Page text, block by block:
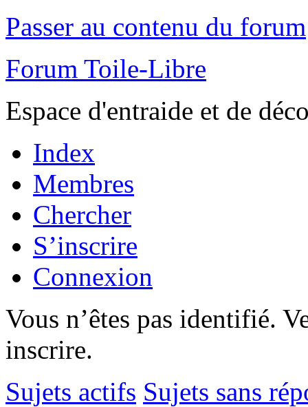
Passer au contenu du forum
Forum Toile-Libre
Espace d'entraide et de
Index
Membres
Chercher
S’inscrire
Connexion
Vous n’êtes pas identifié.
inscrire.
Sujets actifs Sujets sans